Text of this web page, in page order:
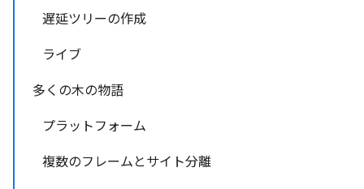
遅延ツリーの作成
ライブ
多くの木の物語
プラットフォーム
複数のフレームとサイト分離